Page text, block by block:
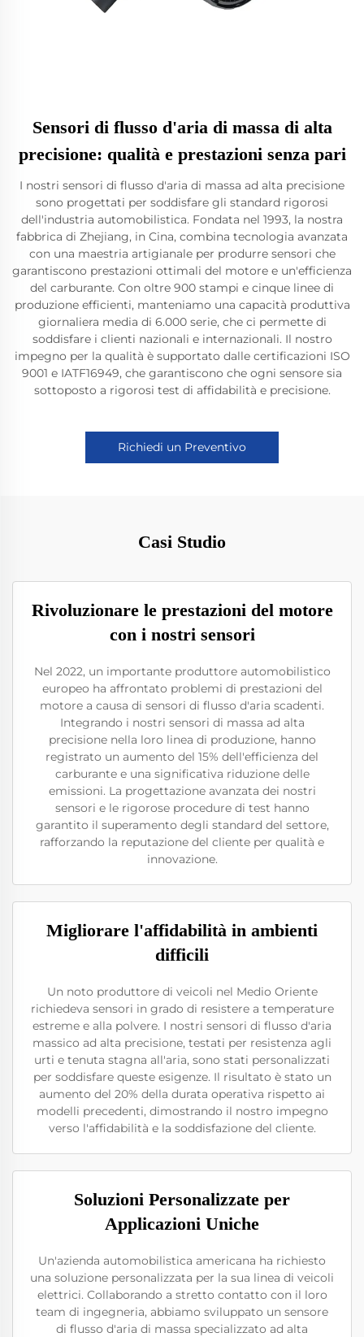
Sensori di flusso d'aria di massa di alta
precisione: qualità e prestazioni senza pari
I nostri sensori di flusso d'aria di massa ad alta precisione
sono progettati per soddisfare gli standard rigorosi
dell'industria automobilistica. Fondata nel 1993, la nostra
fabbrica di Zhejiang, in Cina, combina tecnologia avanzata
con una maestria artigianale per produrre sensori che
garantiscono prestazioni ottimali del motore e un'efficienza
del carburante. Con oltre 900 stampi e cinque linee di
produzione efficienti, manteniamo una capacità produttiva
giornaliera media di 6.000 serie, che ci permette di
soddisfare i clienti nazionali e internazionali. Il nostro
impegno per la qualità è supportato dalle certificazioni ISO
9001 e IATF16949, che garantiscono che ogni sensore sia
sottoposto a rigorosi test di affidabilità e precisione.
Richiedi un Preventivo
Casi Studio
Rivoluzionare le prestazioni del motore
con i nostri sensori
Nel 2022, un importante produttore automobilistico
europeo ha affrontato problemi di prestazioni del
motore a causa di sensori di flusso d'aria scadenti.
Integrando i nostri sensori di massa ad alta
precisione nella loro linea di produzione, hanno
registrato un aumento del 15% dell'efficienza del
carburante e una significativa riduzione delle
emissioni. La progettazione avanzata dei nostri
sensori e le rigorose procedure di test hanno
garantito il superamento degli standard del settore,
rafforzando la reputazione del cliente per qualità e
innovazione.
Migliorare l'affidabilità in ambienti
difficili
Un noto produttore di veicoli nel Medio Oriente
richiedeva sensori in grado di resistere a temperature
estreme e alla polvere. I nostri sensori di flusso d'aria
massico ad alta precisione, testati per resistenza agli
urti e tenuta stagna all'aria, sono stati personalizzati
per soddisfare queste esigenze. Il risultato è stato un
aumento del 20% della durata operativa rispetto ai
modelli precedenti, dimostrando il nostro impegno
verso l'affidabilità e la soddisfazione del cliente.
Soluzioni Personalizzate per
Applicazioni Uniche
Un'azienda automobilistica americana ha richiesto
una soluzione personalizzata per la sua linea di veicoli
elettrici. Collaborando a stretto contatto con il loro
team di ingegneria, abbiamo sviluppato un sensore
di flusso d'aria di massa specializzato ad alta